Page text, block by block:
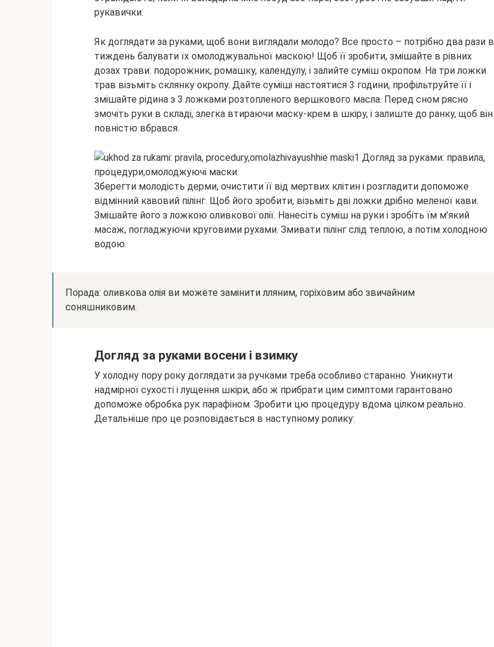
рукавички.
Як доглядати за руками, щоб вони виглядали молодо? Все просто – потрібно два рази в
тиждень балувати їх омолоджувальної маскою! Щоб її зробити, змішайте в рівних
дозах трави: подорожник, ромашку, календулу, і залийте суміш окропом. На три ложки
трав візьміть склянку окропу. Дайте суміші настоятися 3 години, профільтруйте її і
змішайте рідина з 3 ложками розтопленого вершкового масла. Перед сном рясно
змочіть руки в складі, злегка втираючи маску-крем в шкіру, і залиште до ранку, щоб він
повністю вбрався.
Зберегти молодість дерми, очистити її від мертвих клітин і розгладити допоможе
відмінний кавовий пілінг. Щоб його зробити, візьміть дві ложки дрібно меленої кави.
Змішайте його з ложкою оливкової олії. Нанесіть суміш на руки і зробіть їм м’який
масаж, погладжуючи круговими рухами. Змивати пілінг слід теплою, а потім холодною
водою.
Порада: оливкова олія ви можете замінити лляним, горіховим або звичайним
соняшниковим.
Догляд за руками восени і взимку
У холодну пору року доглядати за ручками треба особливо старанно. Уникнути
надмірної сухості і лущення шкіри, або ж прибрати цим симптоми гарантовано
допоможе обробка рук парафіном. Зробити цю процедуру вдома цілком реально.
Детальніше про це розповідається в наступному ролику: